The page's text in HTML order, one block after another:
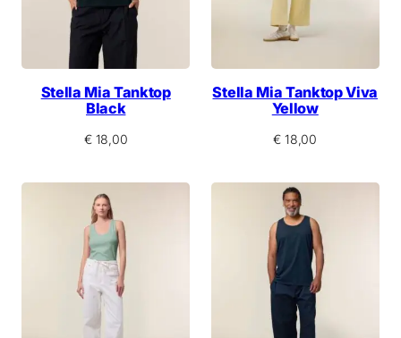
Stella Mia Tanktop
Black
€18,00
Stella Mia Tanktop Viva
Yellow
€ 18,00